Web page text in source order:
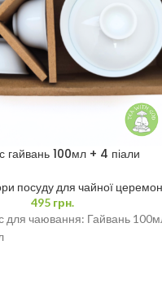
гайвань 100мл + 4 піали
посуду для чайної
495грн.
для чаювання: Гайвань